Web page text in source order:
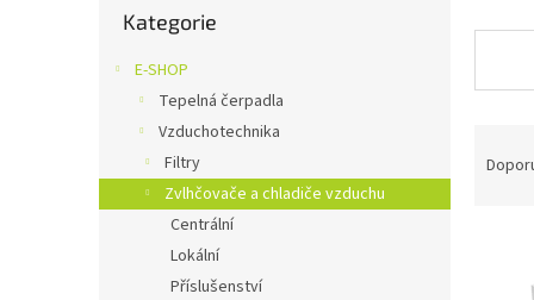
a
kategorie
Kategorie
E-SHOP
Tepelná čerpadla
Vzduchotechnika
Filtry
Zvlhčovače a chladiče vzduchu
Centrální
Lokální
Příslušenství